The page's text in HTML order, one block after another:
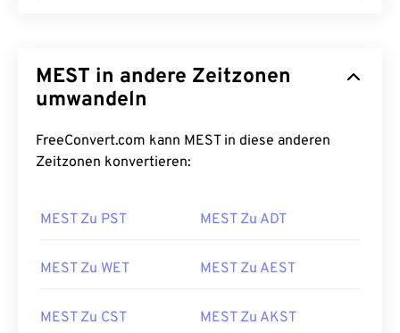
MEST in andere Zeitzonen
umwandeln
FreeConvert.com kann MEST in diese anderen
Zeitzonen konvertieren:
MEST Zu PST MEST Zu ADT
MEST Zu WET MEST Zu AEST
MEST Zu CST MEST Zu AKST